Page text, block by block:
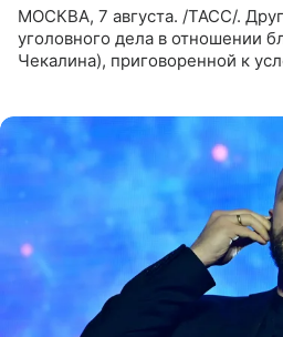
МОСКВА, 7 августа. /ТАСС/.
уголовного дела в отношении
Чекалина), приговоренной к